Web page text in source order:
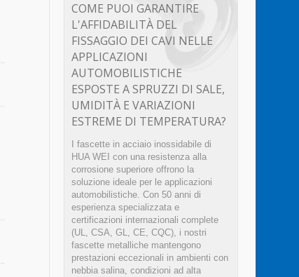
COME PUOI GARANTIRE
L'AFFIDABILITÀ DEL
FISSAGGIO DEI CAVI NELLE
APPLICAZIONI
AUTOMOBILISTICHE
ESPOSTE A SPRUZZI DI SALE,
UMIDITÀ E VARIAZIONI
ESTREME DI TEMPERATURA?
I fascette in acciaio inossidabile di
HUA WEI con una resistenza alla
corrosione superiore offrono la
soluzione ideale per le applicazioni
automobilistiche. Con 50 anni di
esperienza specializzata e
certificazioni internazionali complete
(UL, CSA, GL, CE, CQC), i nostri
fascette metalliche mantengono
prestazioni eccezionali in ambienti con
nebbia salina, condizioni ad alta